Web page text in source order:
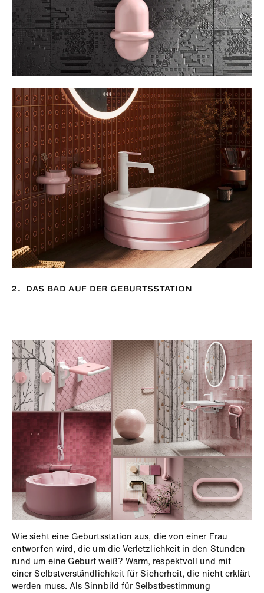
2. DAS BAD AUF DER GEBURTSSTATION
Wie sieht eine Geburtsstation aus, die von einer Frau
entworfen wird, die um die Verletzlichkeit in den Stunden
rund um eine Geburt weiß? Warm, respektvoll und mit
einer Selbstverständlichkeit für Sicherheit, die nicht erklärt
werden muss. Als Sinnbild für Selbstbestimmung